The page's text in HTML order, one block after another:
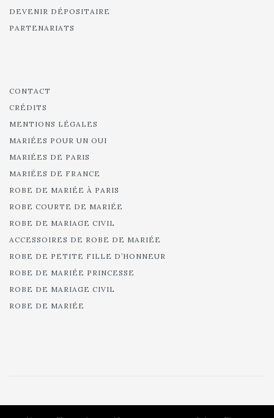
DEVENIR DÉPOSITAIRE
PARTENARIATS
CONTACT
CRÉDITS
MENTIONS LÉGALES
MARIÉES POUR UN OUI
MARIÉES DE PARIS
MARIÉES DE FRANCE
ROBE DE MARIÉE À PARIS
ROBE COURTE DE MARIÉE
ROBE DE MARIAGE CIVIL
ACCESSOIRES DE ROBE DE MARIÉE
ROBE DE PETITE FILLE D’HONNEUR
ROBE DE MARIÉE PRINCESSE
ROBE DE MARIAGE CIVIL
ROBE DE MARIÉE